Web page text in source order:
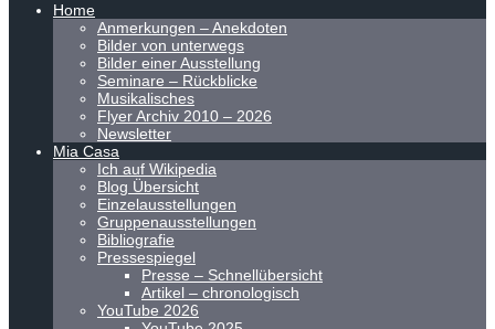
Home
Anmerkungen – Anekdoten
Bilder von unterwegs
Bilder einer Ausstellung
Seminare – Rückblicke
Musikalisches
Flyer Archiv 2010 – 2026
Newsletter
Mia Casa
Ich auf Wikipedia
Blog Übersicht
Einzelausstellungen
Gruppenausstellungen
Bibliografie
Pressespiegel
Presse – Schnellübersicht
Artikel – chronologisch
YouTube 2026